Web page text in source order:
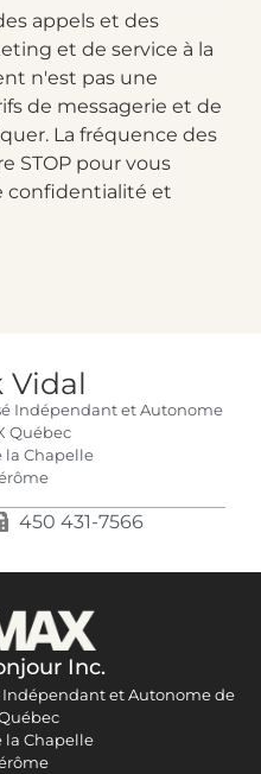
appels et des
et de service à la
n'est pas une
de messagerie et de
La fréquence des
STOP pour vous
confidentialité et
Vidal
Indépendant et Autonome
Québec
la Chapelle
450 431-7566
Inc.
et Autonome de
la Chapelle